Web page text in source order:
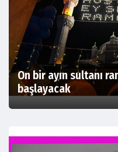
On bir ayın sultanı
başlayacak